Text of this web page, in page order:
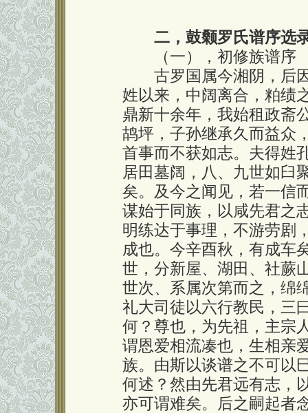
二，鼓颡罗氏谱序选
（一），初修族谱序
古罗国属今湘阴，后因
姓以来，中阔离合，粕绩
鼎新十余年，我始租政斋
鸪坪，子孙继承久而益众
首事而不获如志。夫得姓
居田墓阔，八、九世如臼
矣。及今之闻见，若一信
谋始于同族，以咸先君之
明练达于事理，不游劳剧
成也。今辛酉秋，有成车
世，分新屋、湖田、社蕨
世次、系属次第而之，绵
礼大司徒以六行教民，三
何？尊也，为先祖，主宗
谓恩爱相流凑也，生相亲
族。由斯以谈谱之不可以
何述？然由先君远有志，
亦可谓难矣。后之嗣起者